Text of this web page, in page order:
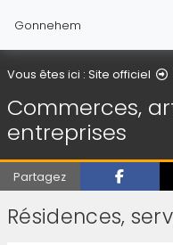
Gonnehem
Vous êtes ici : Site officiel
Commerces,
entreprises
Partagez
Résidences,